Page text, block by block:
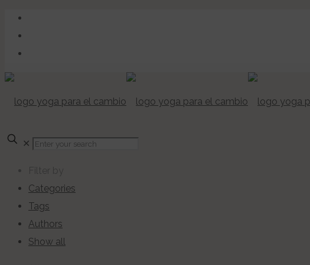
✕
Categories
Tags
Authors
Show all